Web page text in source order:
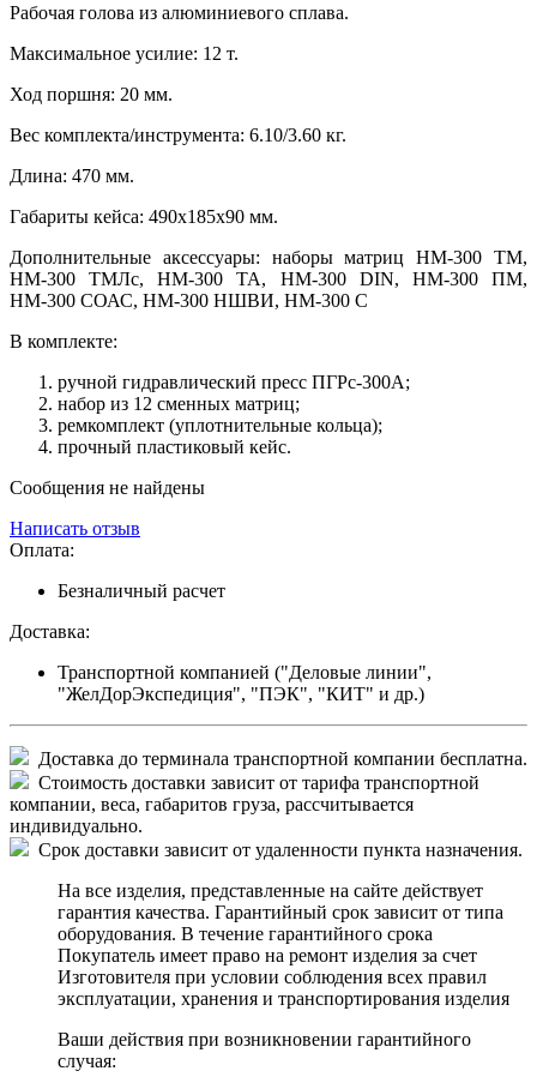
Рабочая голова из алюминиевого сплава.
Максимальное усилие: 12 т.
Ход поршня: 20 мм.
Вес комплекта/инструмента: 6.10/3.60 кг.
Длина: 470 мм.
Габариты кейса: 490х185х90 мм.
Дополнительные аксессуары: наборы матриц НМ-300 ТМ,
НМ-300 ТМЛс, НМ-300 ТА, НМ-300 DIN, НМ-300 ПМ,
НМ-300 СОАС, НМ-300 НШВИ, НМ-300 С
В комплекте:
ручной гидравлический пресс ПГРс-300А;
набор из 12 сменных матриц;
ремкомплект (уплотнительные кольца);
прочный пластиковый кейс.
Сообщения не найдены
Написать отзыв
Оплата:
Безналичный расчет
Доставка:
Транспортной компанией ("Деловые линии",
"ЖелДорЭкспедиция", "ПЭК", "КИТ" и др.)
Доставка до терминала транспортной компании бесплатна.
Стоимость доставки зависит от тарифа транспортной
компании, веса, габаритов груза, рассчитывается
индивидуально.
Срок доставки зависит от удаленности пункта назначения.
На все изделия, представленные на сайте действует
гарантия качества. Гарантийный срок зависит от типа
оборудования. В течение гарантийного срока
Покупатель имеет право на ремонт изделия за счет
Изготовителя при условии соблюдения всех правил
эксплуатации, хранения и транспортирования изделия
Ваши действия при возникновении гарантийного
случая: